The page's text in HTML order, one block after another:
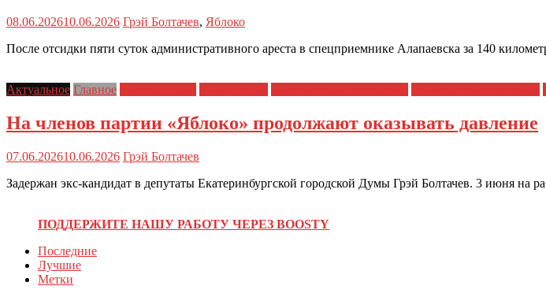
08.06.202610.06.2026 Грэй Болтачев, Яблоко
После отсидки пяти суток административного ареста в спецприемнике Алапаевска за 140
Актуальное Главное
На членов партии «Яблоко» продолжают оказывать давление
07.06.202610.06.2026 Грэй Болтачев
Задержан экс-кандидат в депутаты Екатеринбургской городской Думы Грэй Болтачев. 3 июня на
ПОДДЕРЖИТЕ НАШУ РАБОТУ ЧЕРЕЗ BOOSTY
Последние
Лучшие
Метки